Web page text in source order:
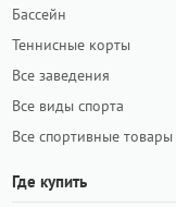
Бассейн
Теннисные корты
Все заведения
Все виды спорта
Все спортивные товары
Где купить